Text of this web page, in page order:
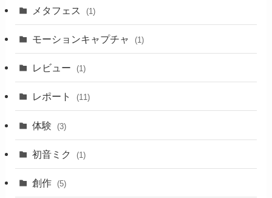
メタフェス (1)
モーションキャプチャ (1)
レビュー (1)
レポート (11)
体験 (3)
初音ミク (1)
創作 (5)